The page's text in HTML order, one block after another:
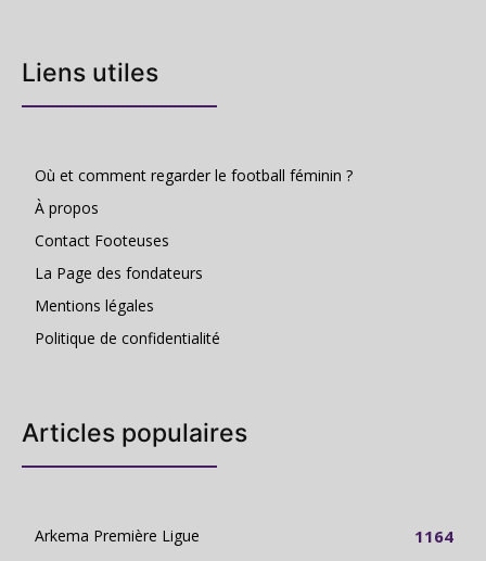
Liens utiles
Où et comment regarder le football féminin ?
À propos
Contact Footeuses
La Page des fondateurs
Mentions légales
Politique de confidentialité
Articles populaires
Arkema Première Ligue 1164